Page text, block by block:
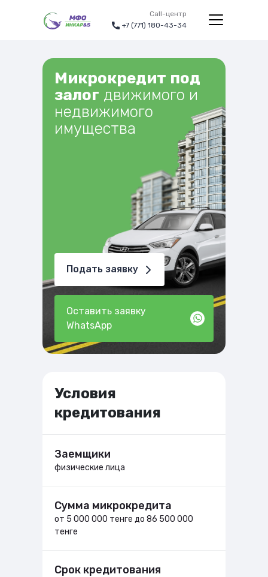
Call-центр
+7 (771) 180-43-34
Микрокредит под
залог движимого и
недвижимого
имущества
Подать заявку
Оставить заявку
WhatsApp
Условия
кредитования
Заемщики
физические лица
Сумма микрокредита
от 5 000 000 тенге до 86 500 000
тенге
Срок кредитования